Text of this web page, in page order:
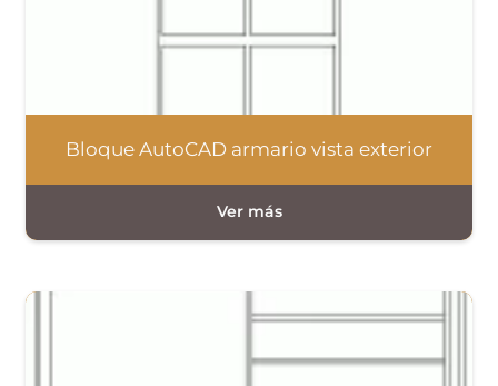
Bloque AutoCAD armario vista exterior